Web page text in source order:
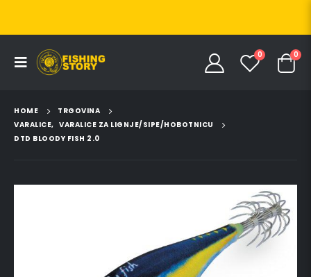
0 0
HOME
TRGOVINA
VARALICE, VARALICE ZA LIGNJE/SIPE/HOBOTNICU
DTD BLOODY FISH 2.0